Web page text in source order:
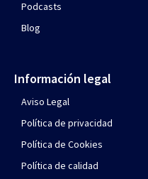
Podcasts
Blog
Información legal
Aviso Legal
Política de privacidad
Política de Cookies
Política de calidad